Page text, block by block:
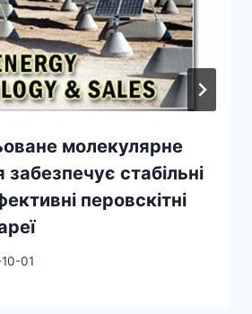
молекулярне
забезпечує стабільні
перовскітні
01